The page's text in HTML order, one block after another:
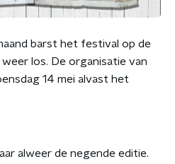
barst het festival op de
los. De organisatie van
14 mei alvast het
alweer de negende editie.